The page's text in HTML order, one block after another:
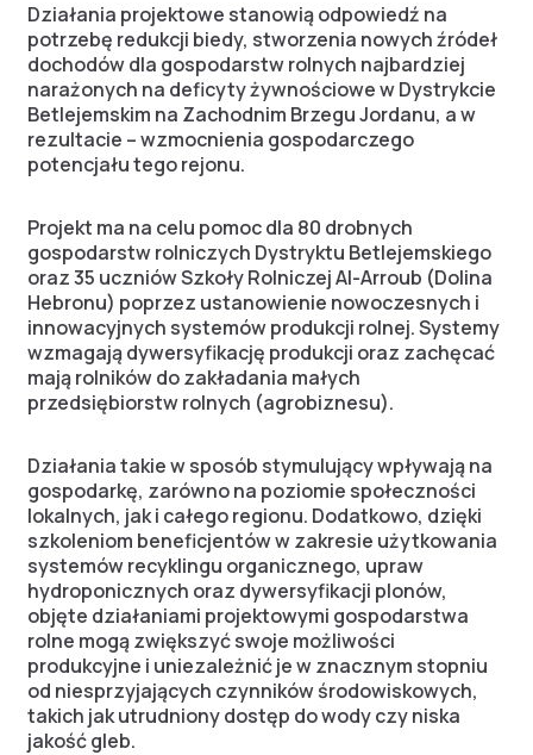
Działania projektowe stanowią odpowiedź na
potrzebę redukcji biedy, stworzenia nowych źródeł
dochodów dla gospodarstw rolnych najbardziej
narażonych na deficyty żywnościowe w Dystrykcie
Betlejemskim na Zachodnim Brzegu Jordanu, a w
rezultacie – wzmocnienia gospodarczego
potencjału tego rejonu.
Projekt ma na celu pomoc dla 80 drobnych
gospodarstw rolniczych Dystryktu Betlejemskiego
oraz 35 uczniów Szkoły Rolniczej Al-Arroub (Dolina
Hebronu) poprzez ustanowienie nowoczesnych i
innowacyjnych systemów produkcji rolnej. Systemy
wzmagają dywersyfikację produkcji oraz zachęcać
mają rolników do zakładania małych
przedsiębiorstw rolnych (agrobiznesu).
Działania takie w sposób stymulujący wpływają na
gospodarkę, zarówno na poziomie społeczności
lokalnych, jak i całego regionu. Dodatkowo, dzięki
szkoleniom beneficjentów w zakresie użytkowania
systemów recyklingu organicznego, upraw
hydroponicznych oraz dywersyfikacji plonów,
objęte działaniami projektowymi gospodarstwa
rolne mogą zwiększyć swoje możliwości
produkcyjne i uniezależnić je w znacznym stopniu
od niesprzyjających czynników środowiskowych,
takich jak utrudniony dostęp do wody czy niska
jakość gleb.